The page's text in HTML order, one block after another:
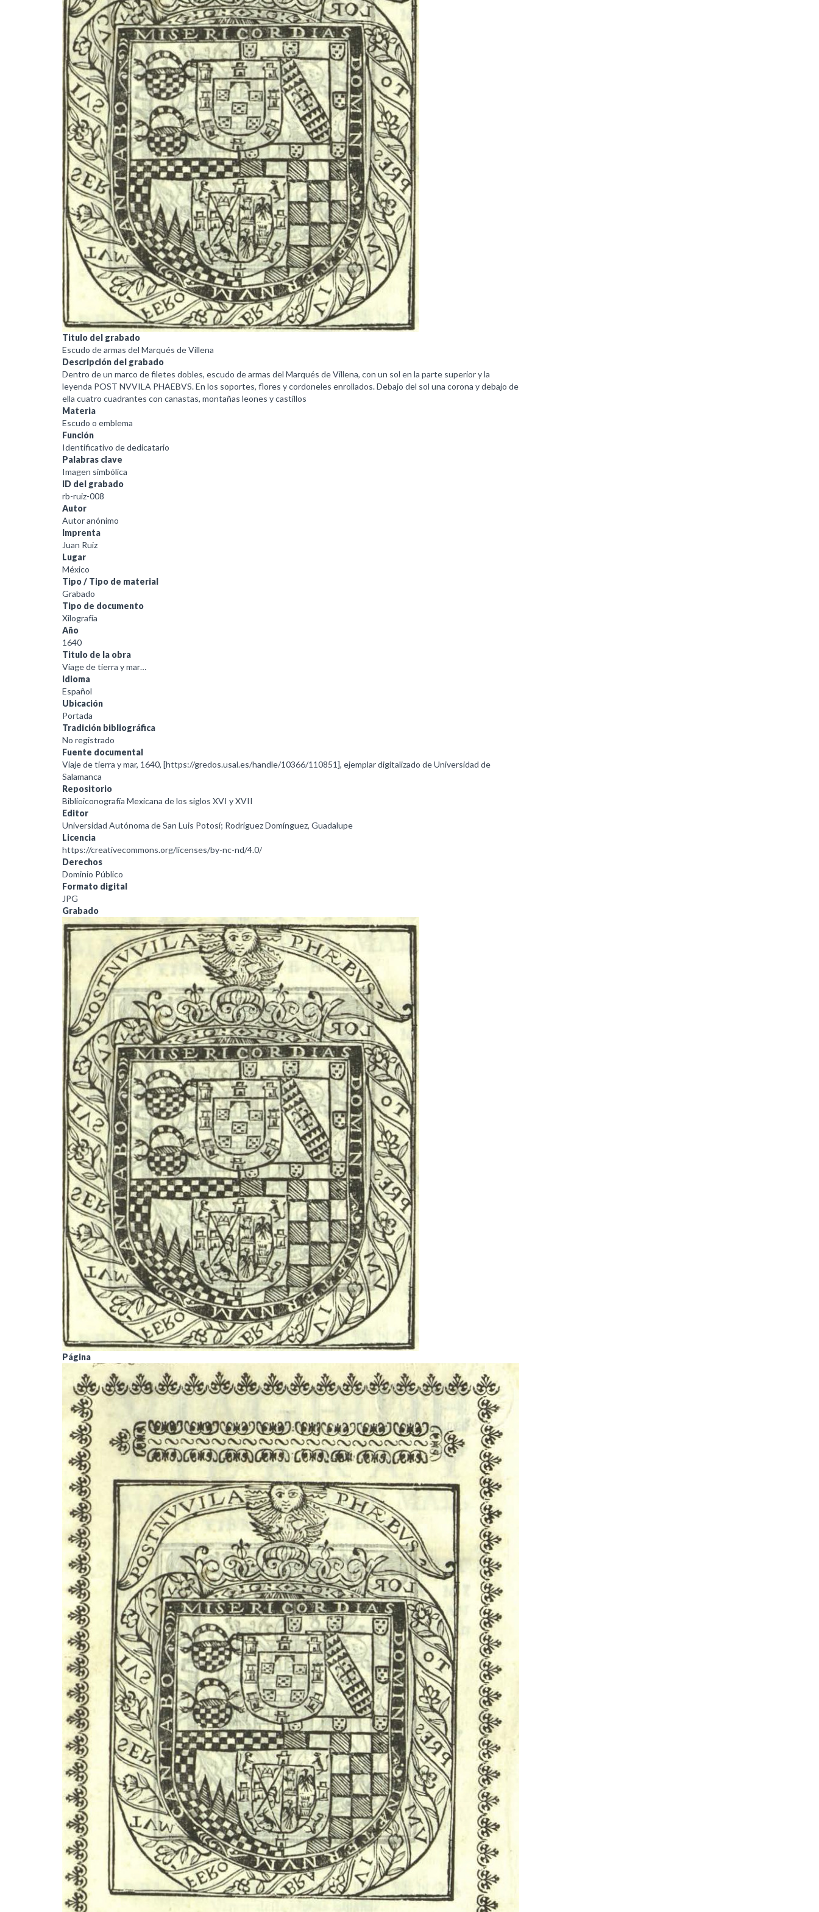
Titulo del grabado
Escudo de armas del Marqués de Villena
Descripción del grabado
Dentro de un marco de filetes dobles, escudo de armas del Marqués de Villena, con un sol en la parte superior y la
leyenda POST NVVILA PHAEBVS. En los soportes, flores y cordoneles enrollados. Debajo del sol una corona y debajo de
ella cuatro cuadrantes con canastas, montañas leones y castillos
Materia
Escudo o emblema
Función
Identificativo de dedicatario
Palabras clave
Imagen simbólica
ID del grabado
rb-ruiz-008
Autor
Autor anónimo
Imprenta
Juan Ruiz
Lugar
México
Tipo / Tipo de material
Grabado
Tipo de documento
Xilografía
Año
1640
Titulo de la obra
Viage de tierra y mar…
Idioma
Español
Ubicación
Portada
Tradición bibliográfica
No registrado
Fuente documental
Viaje de tierra y mar, 1640, [https://gredos.usal.es/handle/10366/110851], ejemplar digitalizado de Universidad de
Salamanca
Repositorio
Biblioiconografía Mexicana de los siglos XVI y XVII
Editor
Universidad Autónoma de San Luis Potosí; Rodríguez Domínguez, Guadalupe
Licencia
https://creativecommons.org/licenses/by-nc-nd/4.0/
Derechos
Dominio Público
Formato digital
JPG
Grabado
Página